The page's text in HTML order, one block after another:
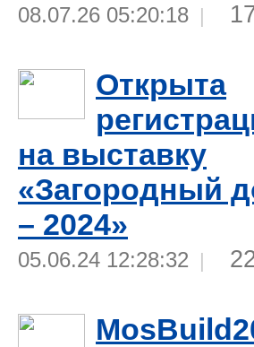
08.07.26 05:20:18 |
Открыта
на выставку
«Загородный
– 2024»
05.06.24 12:28:32 |